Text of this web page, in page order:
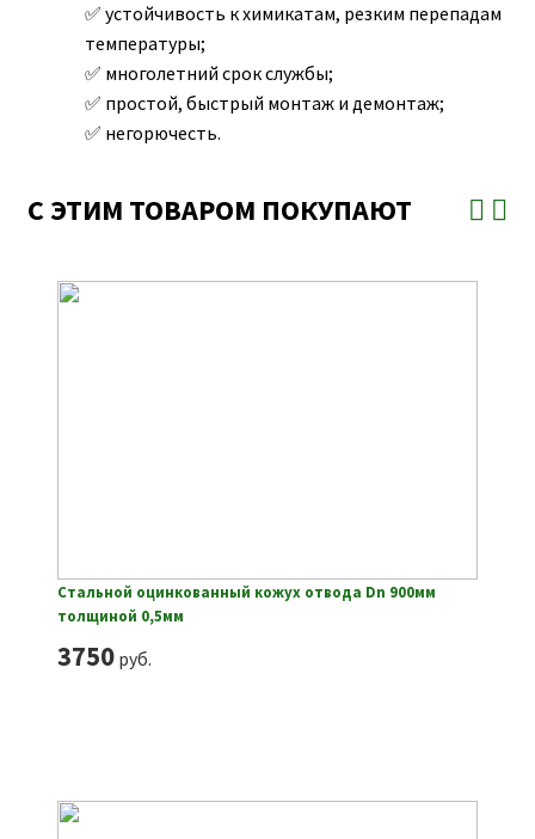
устойчивость к химикатам, резким перепадам
температуры;
многолетний срок службы;
простой, быстрый монтаж и демонтаж;
негорючесть.
С ЭТИМ ТОВАРОМ ПОКУПАЮТ
Стальной оцинкованный кожух отвода Dn 900мм
толщиной 0,5мм
3750руб.